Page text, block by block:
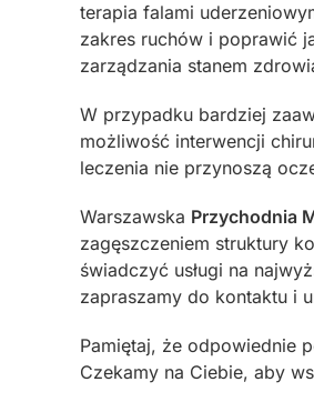
terapia falami
zakres ruchów i poprawić
zarządzania stanem
W przypadku bardziej
możliwość interwencji
leczenia nie przynoszą
Warszawska Przychodnia
zagęszczeniem struktury
świadczyć usługi na
zapraszamy do kontaktu i
Pamiętaj, że odpowiednie
Czekamy na Ciebie, aby